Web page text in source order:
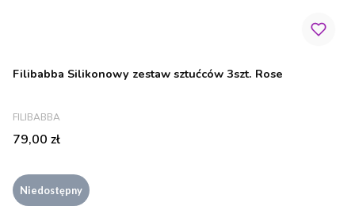
Filibabba Silikonowy zestaw sztućców 3szt. Rose
PRODUCENT
FILIBABBA
Cena
79,00 zł
Niedostępny